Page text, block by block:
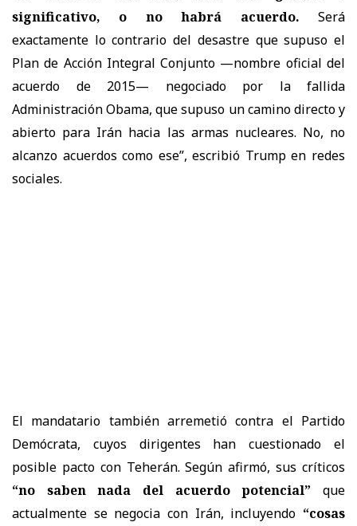
significativo, o no habrá acuerdo. Será
exactamente lo contrario del desastre que supuso el
Plan de Acción Integral Conjunto —nombre oficial del
acuerdo de 2015— negociado por la fallida
Administración Obama, que supuso un camino directo y
abierto para Irán hacia las armas nucleares. No, no
alcanzo acuerdos como ese”, escribió Trump en redes
sociales.
El mandatario también arremetió contra el Partido
Demócrata, cuyos dirigentes han cuestionado el
posible pacto con Teherán. Según afirmó, sus críticos
“no saben nada del acuerdo potencial” que
actualmente se negocia con Irán, incluyendo “cosas